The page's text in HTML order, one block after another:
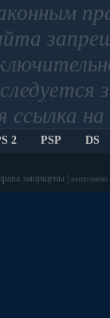
ссылка
2 PSP DS
защищены | выполнено